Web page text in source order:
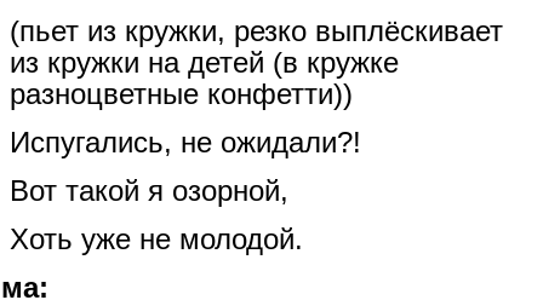
(пьет из кружки, резко выплёскивает
из кружки на детей (в кружке
разноцветные конфетти))
Испугались, не ожидали?!
Вот такой я озорной,
Хоть уже не молодой.